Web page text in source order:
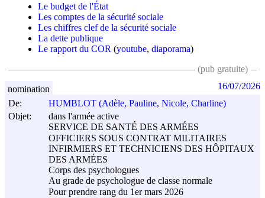
Le budget de l'État
Les comptes de la sécurité sociale
Les chiffres clef de la sécurité sociale
La dette publique
Le rapport du COR (youtube, diaporama)
(pub gratuite)
De:
HUMBLOT (Adèle, Pauline, Nicole, Charline)
Objet:
dans l'armée active
SERVICE DE SANTÉ DES ARMÉES
OFFICIERS SOUS CONTRAT MILITAIRES
INFIRMIERS ET TECHNICIENS DES HÔPITAUX
DES ARMÉES
Corps des psychologues
Au grade de psychologue de classe normale
Pour prendre rang du 1er mars 2026
nomination 16/07/2026